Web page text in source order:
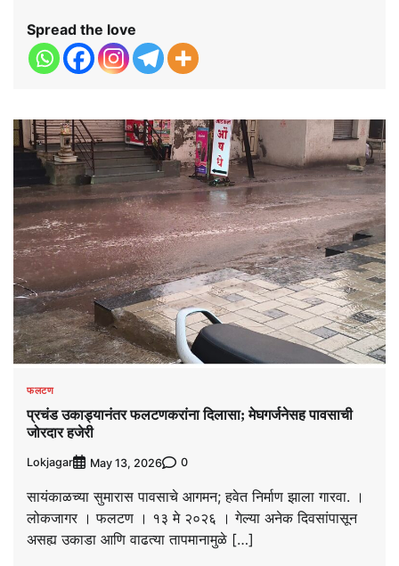
Spread the love
फलटण
प्रचंड उकाड्यानंतर फलटणकरांना दिलासा; मेघगर्जनेसह पावसाची
जोरदार हजेरी
Lokjagar May 13, 2026 0
सायंकाळच्या सुमारास पावसाचे आगमन; हवेत निर्माण झाला गारवा. ।
लोकजागर । फलटण । १३ मे २०२६ । गेल्या अनेक दिवसांपासून
असह्य उकाडा आणि वाढत्या तापमानामुळे […]